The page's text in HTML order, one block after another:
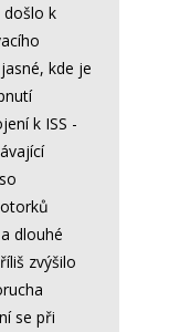
došlo k
kde je
k ISS -
dlouhé
zvýšilo
se při